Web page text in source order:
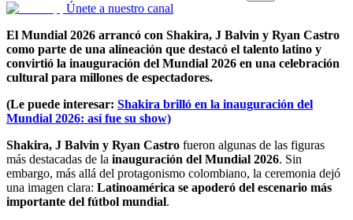
Únete a nuestro canal
El Mundial 2026 arrancó con Shakira, J Balvin y Ryan Castro
como parte de una alineación que destacó el talento latino y
convirtió la inauguración del Mundial 2026 en una celebración
cultural para millones de espectadores.
(Le puede interesar: Shakira brilló en la inauguración del
Mundial 2026: así fue su show)
Shakira, J Balvin y Ryan Castro fueron algunas de las figuras
más destacadas de la inauguración del Mundial 2026. Sin
embargo, más allá del protagonismo colombiano, la ceremonia dejó
una imagen clara: Latinoamérica se apoderó del escenario más
importante del fútbol mundial.